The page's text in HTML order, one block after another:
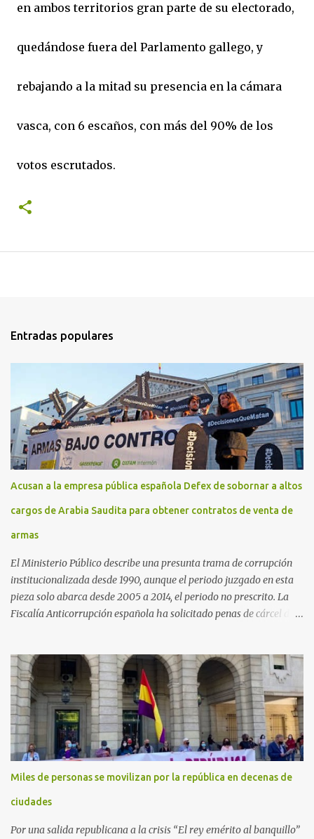
en ambos territorios gran parte de su electorado,
quedándose fuera del Parlamento gallego, y
rebajando a la mitad su presencia en la cámara
vasca, con 6 escaños, con más del 90% de los
votos escrutados.
Entradas populares
Acusan a la empresa pública española Defex de sobornar a altos
cargos de Arabia Saudita para obtener contratos de venta de
armas
El Ministerio Público describe una presunta trama de corrupción
institucionalizada desde 1990, aunque el periodo juzgado en esta
pieza solo abarca desde 2005 a 2014, el periodo no prescrito. La
Fiscalía Anticorrupción española ha solicitado penas de cárcel de
Arabia Saudita a través de la empresa pública española Defex,
disuelta. El fiscal Conrado Saiz describe en su escrito de
conclusiones cómo la empresa pública Defex pagó comisiones
ilegales a diversas autoridades del régimen árabe entre 2005 y
2014, para obtener a cambio la materialización de los contratos. El
Ministerio Público lleva a cabo esta acusación en una de las piezas
separadas del llamado 'caso Defex', que investiga once ventas
ejecutadas en este periodo, y atribuye a José Ignacio Encinas
Charro, presidente de la compañía pública hasta 2013, los
Miles de personas se movilizan por la república en decenas de
ciudades
Por una salida republicana a la crisis “El rey emérito al banquillo”